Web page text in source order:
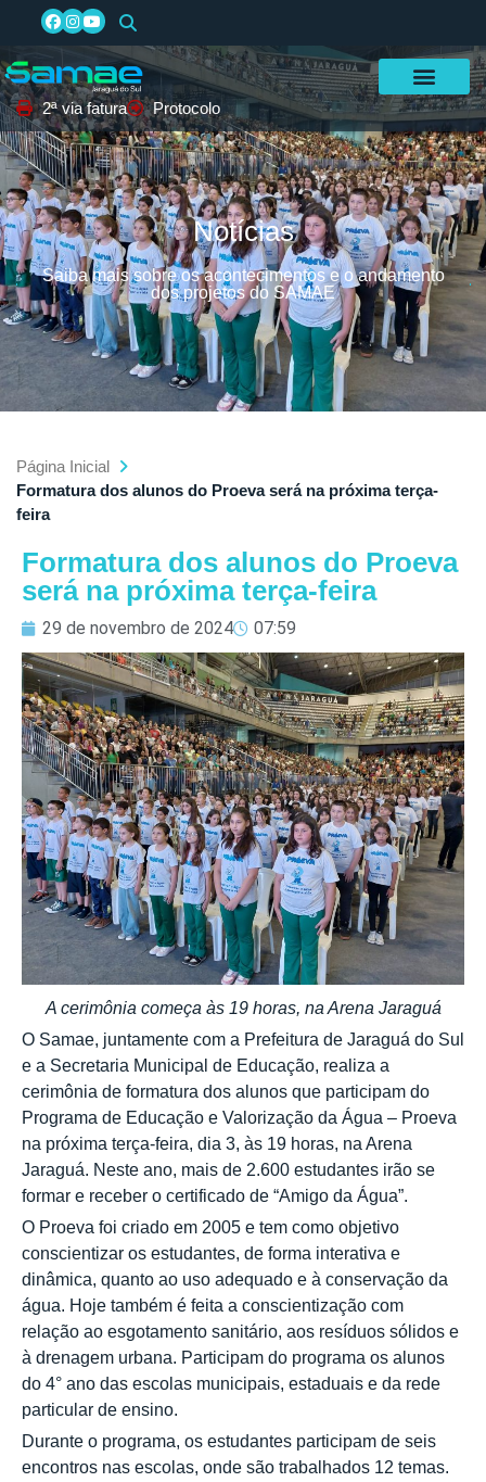
2ª via fatura Protocolo
Notícias
Saiba mais sobre os acontecimentos e o andamento
dos projetos do SAMAE
Página Inicial
Formatura dos alunos do Proeva será na próxima terça-
feira
Formatura dos alunos do Proeva
será na próxima terça-feira
29 de novembro de 2024 07:59
A cerimônia começa às 19 horas, na Arena Jaraguá
O Samae, juntamente com a Prefeitura de Jaraguá do Sul
e a Secretaria Municipal de Educação, realiza a
cerimônia de formatura dos alunos que participam do
Programa de Educação e Valorização da Água – Proeva
na próxima terça-feira, dia 3, às 19 horas, na Arena
Jaraguá. Neste ano, mais de 2.600 estudantes irão se
formar e receber o certificado de “Amigo da Água”.
O Proeva foi criado em 2005 e tem como objetivo
conscientizar os estudantes, de forma interativa e
dinâmica, quanto ao uso adequado e à conservação da
água. Hoje também é feita a conscientização com
relação ao esgotamento sanitário, aos resíduos sólidos e
à drenagem urbana. Participam do programa os alunos
do 4° ano das escolas municipais, estaduais e da rede
particular de ensino.
Durante o programa, os estudantes participam de seis
encontros nas escolas, onde são trabalhados 12 temas.